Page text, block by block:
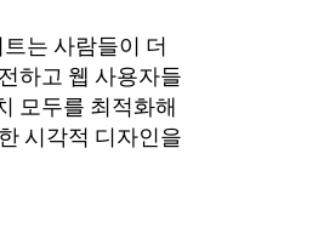
는 사람들이 더
하고 웹 사용자들
모두를 최적화해
시각적 디자인을